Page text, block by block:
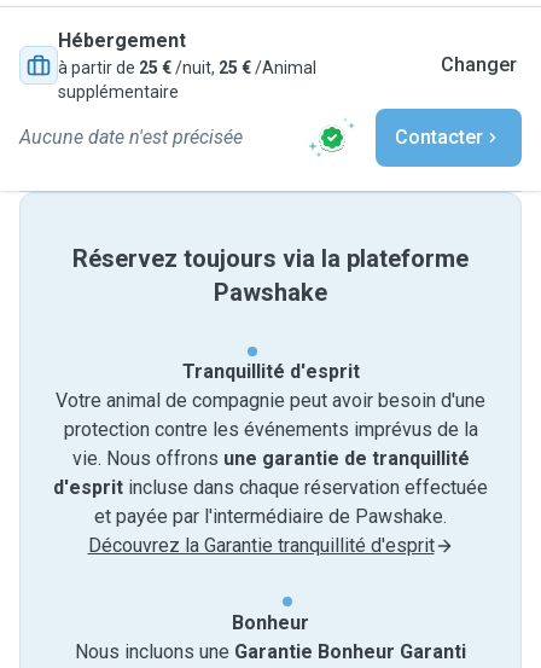
Hébergement
à partir de 25 €/nuit, 25 €/Animal
supplémentaire
Changer
Aucune date n'est précisée Contacter
Réservez toujours via la plateforme
Pawshake
Tranquillité d'esprit
Votre animal de compagnie peut avoir besoin d'une
protection contre les événements imprévus de la
vie. Nous offrons une garantie de tranquillité
d'esprit incluse dans chaque réservation effectuée
et payée par l'intermédiaire de Pawshake.
Découvrez la Garantie tranquillité d'esprit
Bonheur
Nous incluons une Garantie Bonheur Garanti